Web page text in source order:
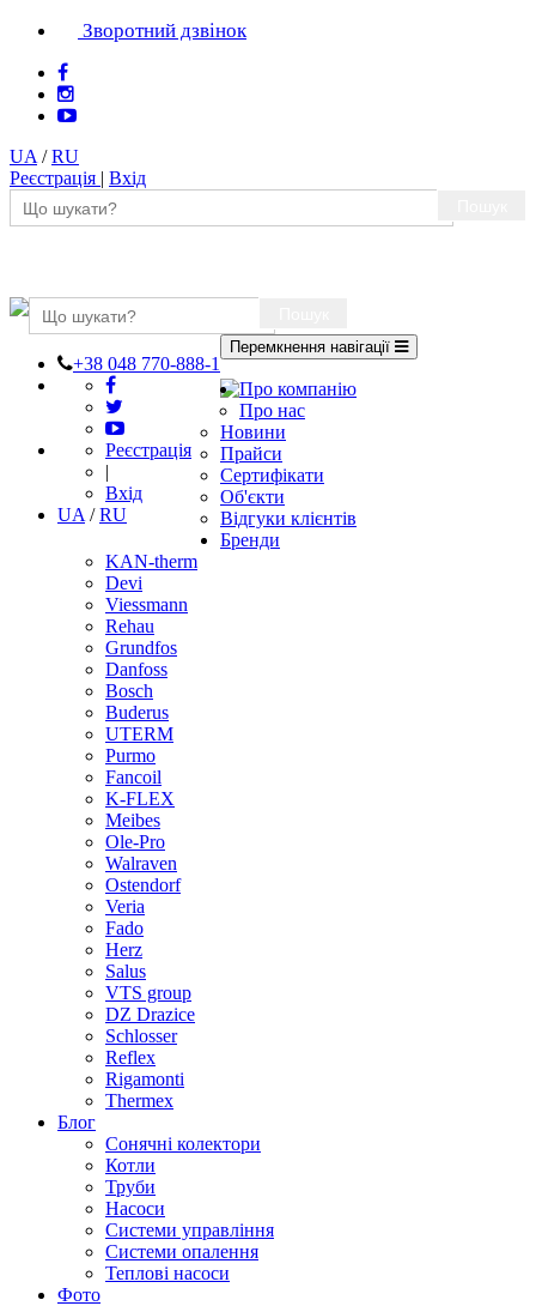
Зворотний дзвінок
UA /RU
Реєстрація | Вхід
+38 048 770-888-1
Реєстрація
|
Вхід
UA /RU
Перемкнення навігації
Про компанію
Про нас
Новини
Прайси
Сертифікати
Об'єкти
Відгуки клієнтів
Бренди
KAN-therm
Devi
Viessmann
Rehau
Grundfos
Danfoss
Bosch
Buderus
UTERM
Purmo
Fancoil
K-FLEX
Meibes
Ole-Pro
Walraven
Ostendorf
Veria
Fado
Herz
Salus
VTS group
DZ Drazice
Schlosser
Reflex
Rigamonti
Thermex
Блог
Сонячні колектори
Котли
Труби
Насоси
Системи управління
Системи опалення
Теплові насоси
Фото